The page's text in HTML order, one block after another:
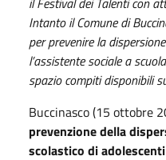
Intanto il Comune di
per prevenire la
l’assistente sociale a
spazio compiti disponibili
Buccinasco (15 ottobre
prevenzione della
scolastico di